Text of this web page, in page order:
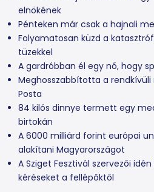
elnökének
Pénteken már csak a hajnali
Folyamatosan küzd a
tüzekkel
A gardróbban él egy nő, hogy
Meghosszabbította a
Posta
84 kilós dinnye termett egy
birtokán
A 6000 milliárd forint európai
alakítani Magyarországot
A Sziget Fesztivál szervezői
kéréseket a fellépőktől